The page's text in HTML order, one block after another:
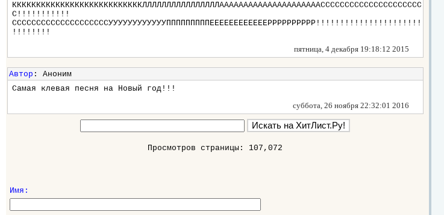
КККККККККККККККККККККККККККЛЛЛЛЛЛЛЛЛЛЛЛЛЛЛЛАААААААААААААААААААААССССССССССССССССССССС
С!!!!!!!!!!!
ССССССССССССССССССССУУУУУУУУУУУУПППППППППЕЕЕЕЕЕЕЕЕЕЕЕРРРРРРРРРР!!!!!!!!!!!!!!!!!!!!!!
!!!!!!!!
пятница, 4 декабря 19:18:12 2015
Автор : Аноним
Самая клевая песня на Новый год!!!
суббота, 26 ноября 22:32:01 2016
Просмотров страницы: 107,072
Имя: